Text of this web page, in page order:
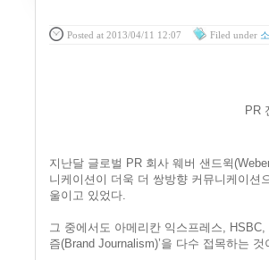
Posted at 2013/04/11 12:07 Filed under
PR
지난달 글로벌 PR 회사 웨버 샌드윅
니케이션이 더욱 더 쌍방향 커뮤니케이션
울이고 있었다.
그 중에서도 아메리칸 익스프레스,
즘(Brand Journalism)’을 다수 접목하는